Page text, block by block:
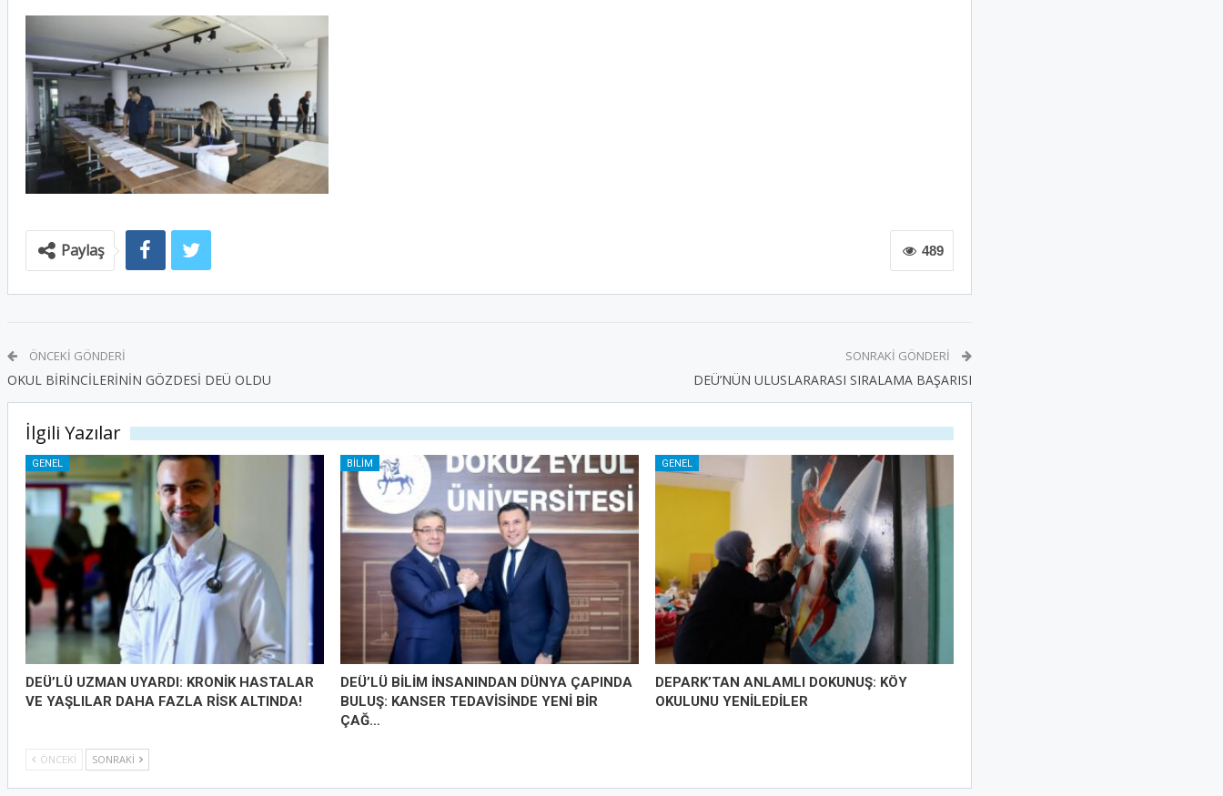
489
Paylaş
ÖNCEKI GÖNDERI
OKUL BİRİNCİLERİNİN GÖZDESİ DEÜ OLDU
SONRAKI GÖNDERI
DEÜ’NÜN ULUSLARARASI SIRALAMA BAŞARISI
İlgili Yazılar
GENEL
DEÜ’LÜ UZMAN UYARDI: KRONİK HASTALAR
VE YAŞLILAR DAHA FAZLA RİSK ALTINDA!
BILIM
DEÜ’LÜ BİLİM İNSANINDAN DÜNYA ÇAPINDA
BULUŞ: KANSER TEDAVİSİNDE YENİ BİR
ÇAĞ…
GENEL
DEPARK’TAN ANLAMLI DOKUNUŞ: KÖY
OKULUNU YENİLEDİLER
ÖNCEKI SONRAKI